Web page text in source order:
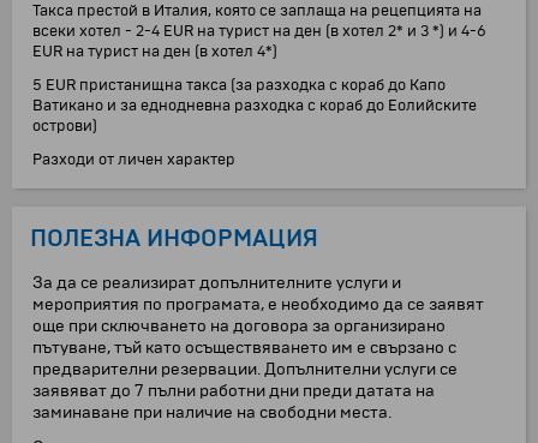
Такса престой в Италия, която се заплаща на рецепцията на
всеки хотел - 2-4 EUR на турист на ден (в хотел 2* и 3 *) и 4-6
EUR на турист на ден (в хотел 4*)
5 EUR пристанищна такса (за разходка с кораб до Капо
Ватикано и за еднодневна разходка с кораб до Еолийските
острови)
Разходи от личен характер
ПОЛЕЗНА ИНФОРМАЦИЯ
За да се реализират допълнителните услуги и
мероприятия по програмата, е необходимо да се заявят
още при сключването на договора за организирано
пътуване, тъй като осъществяването им е свързано с
предварителни резервации. Допълнителни услуги се
заявяват до 7 пълни работни дни преди датата на
заминаване при наличие на свободни места.